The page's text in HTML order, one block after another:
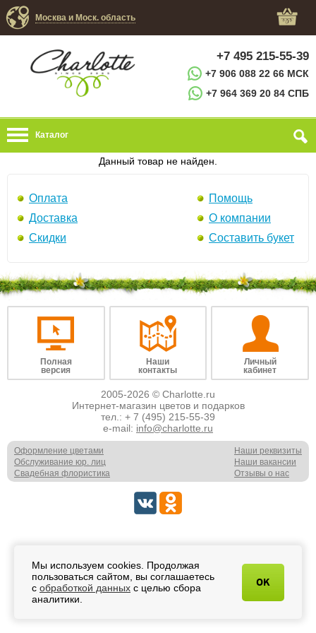
Москва и Моск. область
+7 495 215-55-39
+7 906 088 22 66 МСК
+7 964 369 20 84 СПБ
Каталог
Данный товар не найден.
Оплата
Доставка
Скидки
Помощь
О компании
Составить букет
Полная
версия
Наши
контакты
Личный
кабинет
2005-2026 © Charlotte.ru
Интернет-магазин цветов и подарков
тел.: + 7 (495) 215-55-39
e-mail: info@charlotte.ru
Оформление цветами
Обслуживание юр. лиц
Свадебная флористика
Наши реквизиты
Наши вакансии
Отзывы о нас
Мы используем cookies. Продолжая
пользоваться сайтом, вы соглашаетесь
с обработкой данных с целью сбора
аналитики.
OK